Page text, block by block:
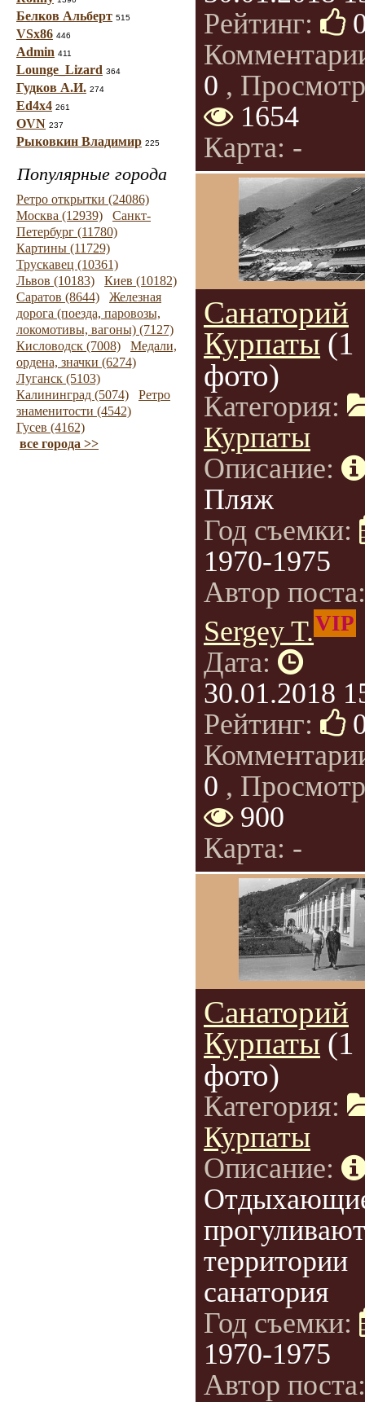
Белков Альберт 515
VSx86 446
Admin 411
Lounge_Lizard 364
Гудков А.И. 274
Ed4x4 261
OVN 237
Рыковкин Владимир 225
Популярные города
Ретро открытки (24086)
Москва (12939)
Санкт-
Петербург (11780)
Картины (11729)
Трускавец (10361)
Львов (10183)
Киев (10182)
Саратов (8644)
Железная
дорога (поезда, паровозы,
локомотивы, вагоны) (7127)
Кисловодск (7008)
Медали,
ордена, значки (6274)
Луганск (5103)
Калининград (5074)
Ретро
знаменитости (4542)
Гусев (4162)
все города >>
Рейтинг:
0 ,
1654
Карта: -
Санаторий
Курпаты (1
фото)
Категория:
Курпаты
Описание:
Пляж
Год съемки:
1970-1975
Автор
Sergey T.VIP
Дата:
30.01.2018
Рейтинг:
0 ,
900
Карта: -
Санаторий
Курпаты (1
фото)
Категория:
Курпаты
Описание:
территории
санатория
Год съемки:
1970-1975
Автор